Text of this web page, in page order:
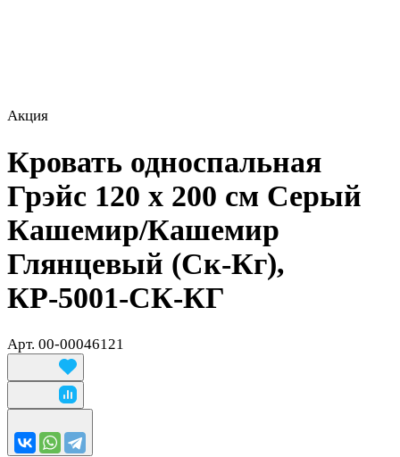
Акция
Кровать односпальная
Грэйс 120 х 200 см Серый
Кашемир/Кашемир
Глянцевый (Ск-Кг),
КР-5001-СК-КГ
Арт. 00-00046121